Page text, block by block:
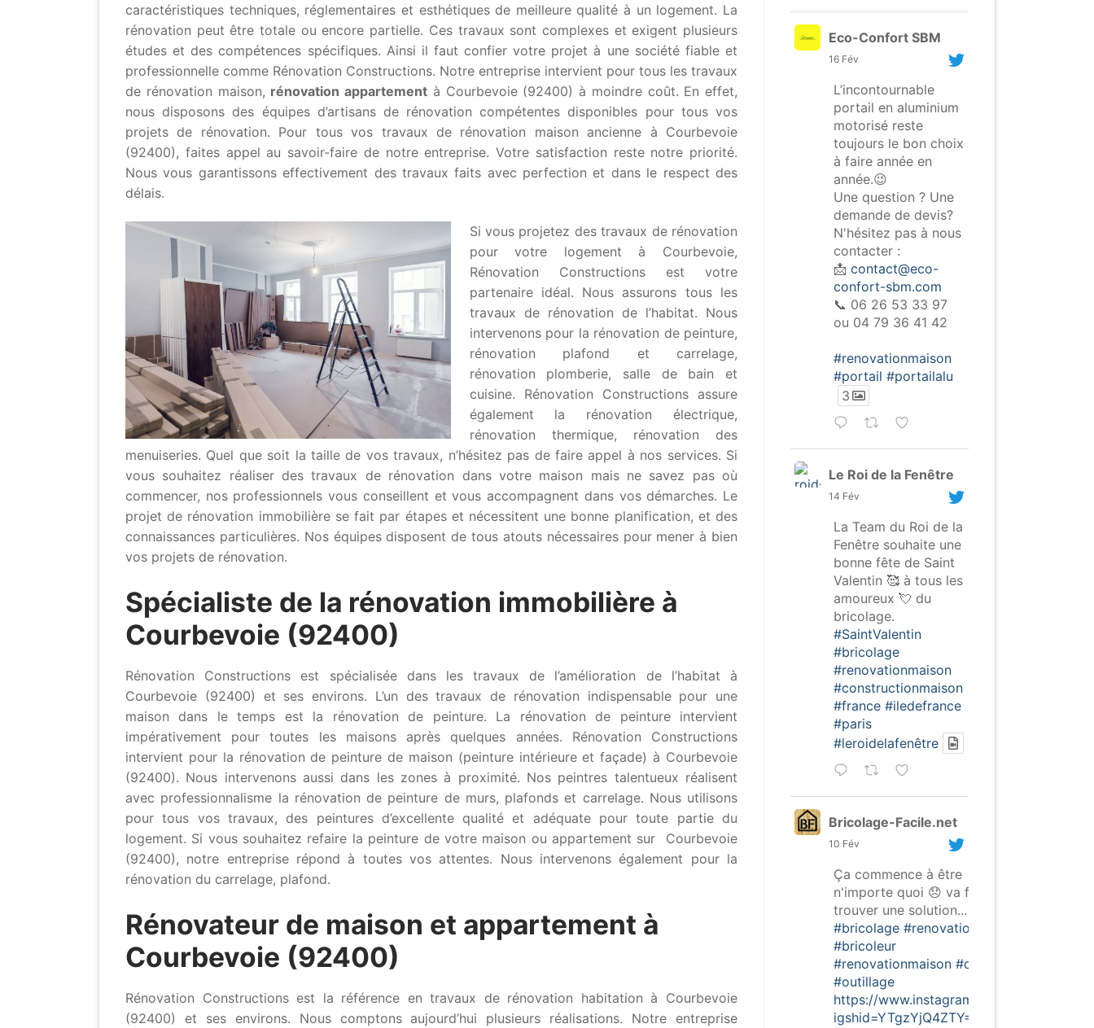
caractéristiques techniques, réglementaires et esthétiques de meilleure qualité à un logement. La
rénovation peut être totale ou encore partielle. Ces travaux sont complexes et exigent plusieurs
études et des compétences spécifiques. Ainsi il faut confier votre projet à une société fiable et
professionnelle comme Rénovation Constructions. Notre entreprise intervient pour tous les travaux
de rénovation maison, rénovation appartement à Courbevoie (92400) à moindre coût. En effet,
nous disposons des équipes d’artisans de rénovation compétentes disponibles pour tous vos
projets de rénovation. Pour tous vos travaux de rénovation maison ancienne à Courbevoie
(92400), faites appel au savoir-faire de notre entreprise. Votre satisfaction reste notre priorité.
Nous vous garantissons effectivement des travaux faits avec perfection et dans le respect des
délais.
Si vous projetez des travaux de rénovation
pour votre logement à Courbevoie,
Rénovation Constructions est votre
partenaire idéal. Nous assurons tous les
travaux de rénovation de l’habitat. Nous
intervenons pour la rénovation de peinture,
rénovation plafond et carrelage,
rénovation plomberie, salle de bain et
cuisine. Rénovation Constructions assure
également la rénovation électrique,
rénovation thermique, rénovation des
menuiseries. Quel que soit la taille de vos travaux, n’hésitez pas de faire appel à nos services. Si
vous souhaitez réaliser des travaux de rénovation dans votre maison mais ne savez pas où
commencer, nos professionnels vous conseillent et vous accompagnent dans vos démarches. Le
projet de rénovation immobilière se fait par étapes et nécessitent une bonne planification, et des
connaissances particulières. Nos équipes disposent de tous atouts nécessaires pour mener à bien
vos projets de rénovation.
Spécialiste de la rénovation immobilière à
Courbevoie (92400)
Rénovation Constructions est spécialisée dans les travaux de l’amélioration de l’habitat à
Courbevoie (92400) et ses environs. L’un des travaux de rénovation indispensable pour une
maison dans le temps est la rénovation de peinture. La rénovation de peinture intervient
impérativement pour toutes les maisons après quelques années. Rénovation Constructions
intervient pour la rénovation de peinture de maison (peinture intérieure et façade) à Courbevoie
(92400). Nous intervenons aussi dans les zones à proximité. Nos peintres talentueux réalisent
avec professionnalisme la rénovation de peinture de murs, plafonds et carrelage. Nous utilisons
pour tous vos travaux, des peintures d’excellente qualité et adéquate pour toute partie du
logement. Si vous souhaitez refaire la peinture de votre maison ou appartement sur Courbevoie
(92400), notre entreprise répond à toutes vos attentes. Nous intervenons également pour la
rénovation du carrelage, plafond.
Rénovateur de maison et appartement à
Courbevoie (92400)
Rénovation Constructions est la référence en travaux de rénovation habitation à Courbevoie
(92400) et ses environs. Nous comptons aujourd’hui plusieurs réalisations. Notre entreprise
Eco-Confort SBM
16 Fév
L’incontournable
portail en aluminium
motorisé reste
toujours le bon choix
à faire année en
année.😉
Une question ? Une
demande de devis?
N'hésitez pas à nous
contacter :
📩 contact@eco-
confort-sbm.com
📞 06 26 53 33 97
ou 04 79 36 41 42
#renovationmaison
#portail #portailalu
3
Le Roi de la Fenêtre
14 Fév
La Team du Roi de la
Fenêtre souhaite une
bonne fête de Saint
Valentin 🥰 à tous les
amoureux 💘 du
bricolage.
#SaintValentin
#bricolage
#renovationmaison
#constructionmaison
#france #iledefrance
#paris
#leroidelafenêtre
Bricolage-Facile.net
10 Fév
Ça commence à être
n'importe quoi 😞 va falloir
trouver une solution...
#bricolage #renovation
#bricoleur
#renovationmaison #outils
#outillage
https://www.instagram.com/p/
igshid=YTgzYjQ4ZTY=